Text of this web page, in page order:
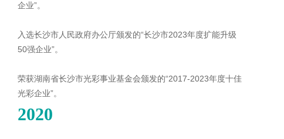
企业”。
入选长沙市人民政府办公厅颁发的“长沙市2023年度扩能升级
50强企业”。
荣获湖南省长沙市光彩事业基金会颁发的“2017-2023年度十佳
光彩企业”。
2020